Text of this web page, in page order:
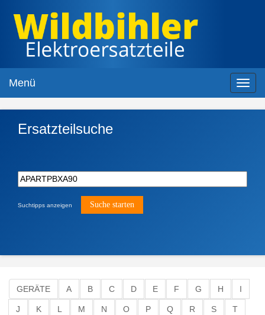
Menü
Ersatzteilsuche
Suchtipps anzeigen
GERÄTE A B C D E F G H I
J K L M N O P Q R S T